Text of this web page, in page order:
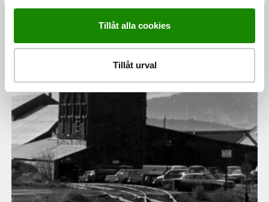
Tillåt alla cookies
Tillåt urval
MER INFORMATION